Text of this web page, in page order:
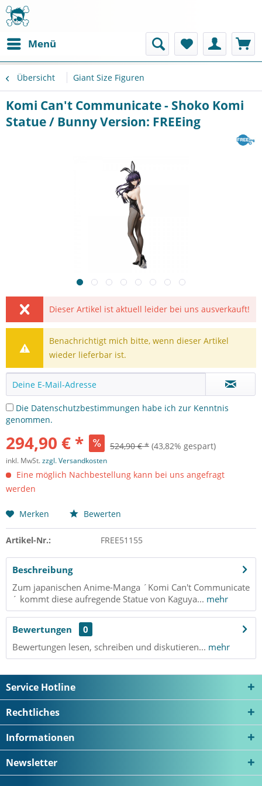
Menü
Übersicht Giant Size Figuren
Komi Can't Communicate - Shoko Komi
Statue / Bunny Version: FREEing
Dieser Artikel ist aktuell leider bei uns ausverkauft!
Benachrichtigt mich bitte, wenn dieser Artikel
wieder lieferbar ist.
Die Datenschutzbestimmungen habe ich zur Kenntnis
genommen.
294,90 € * 524,90 € * (43,82% gespart)
inkl. MwSt.zzgl. Versandkosten
Eine möglich Nachbestellung kann bei uns angefragt
werden
Merken Bewerten
Artikel-Nr.: FREE51155
Beschreibung
Zum japanischen Anime-Manga ´Komi Can't Communicate
´ kommt diese aufregende Statue von Kaguya... mehr
Bewertungen
0
Bewertungen lesen, schreiben und diskutieren... mehr
Service Hotline
Rechtliches
Informationen
Newsletter